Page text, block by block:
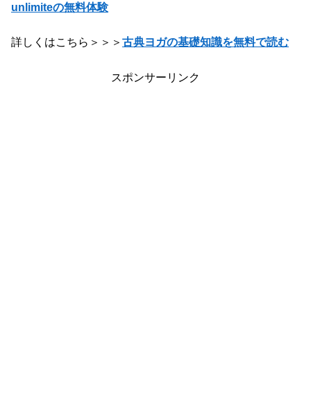
unlimiteの無料体験
詳しくはこちら＞＞＞ 古典ヨガの基礎知識を無料で読む
スポンサーリンク